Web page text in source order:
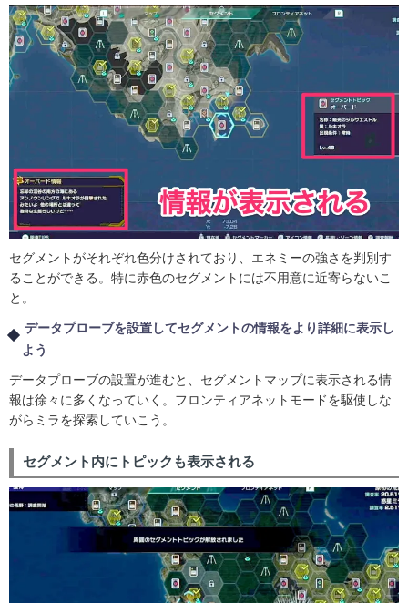
セグメントがそれぞれ色分けされており、エネミーの強さを判別す
ることができる。特に赤色のセグメントには不用意に近寄らないこ
と。
データプローブを設置してセグメントの情報をより詳細に表示し
よう
データプローブの設置が進むと、セグメントマップに表示される情
報は徐々に多くなっていく。フロンティアネットモードを駆使しな
がらミラを探索していこう。
セグメント内にトピックも表示される